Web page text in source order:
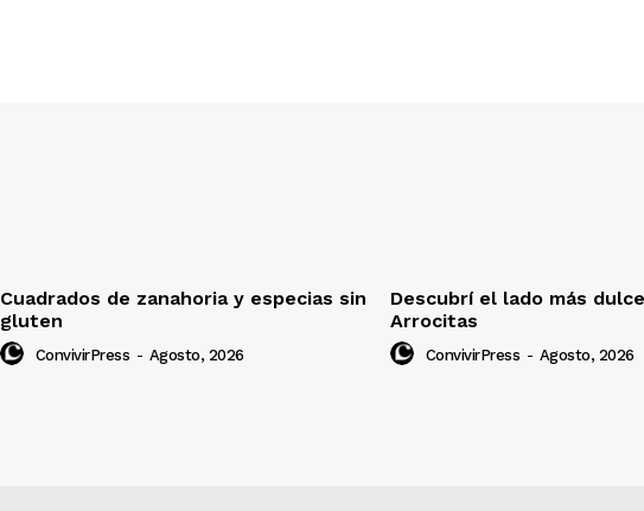
Cuadrados de zanahoria y especias sin
gluten
ConvivirPress - Agosto, 2026
Descubrí el lado más
Arrocitas
ConvivirPress - Agosto, 2026